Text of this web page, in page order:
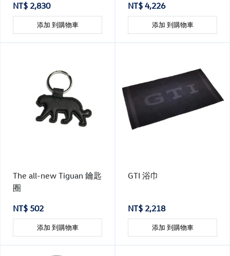
NT$ 2,830
添加 到購物車
NT$ 4,226
添加 到購物車
The all-new Tiguan 鑰匙
圈
NT$ 502
添加 到購物車
GTI 浴巾
NT$ 2,218
添加 到購物車